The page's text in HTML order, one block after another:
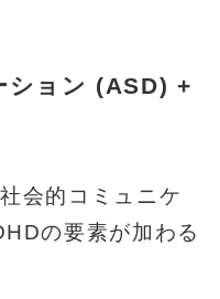
ョン (ASD) +
会的コミュニケ
の要素が加わる